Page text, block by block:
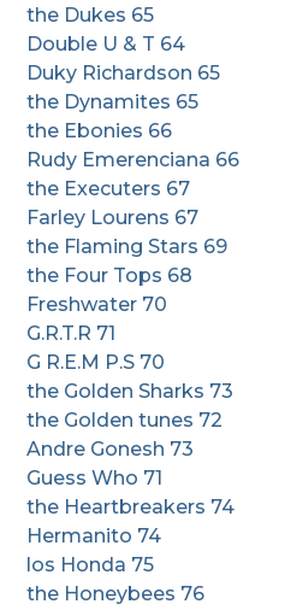
the Dukes 65
Double U & T 64
Duky Richardson 65
the Dynamites 65
the Ebonies 66
Rudy Emerenciana 66
the Executers 67
Farley Lourens 67
the Flaming Stars 69
the Four Tops 68
Freshwater 70
G.R.T.R 71
G R.E.M P.S 70
the Golden Sharks 73
the Golden tunes 72
Andre Gonesh 73
Guess Who 71
the Heartbreakers 74
Hermanito 74
los Honda 75
the Honeybees 76